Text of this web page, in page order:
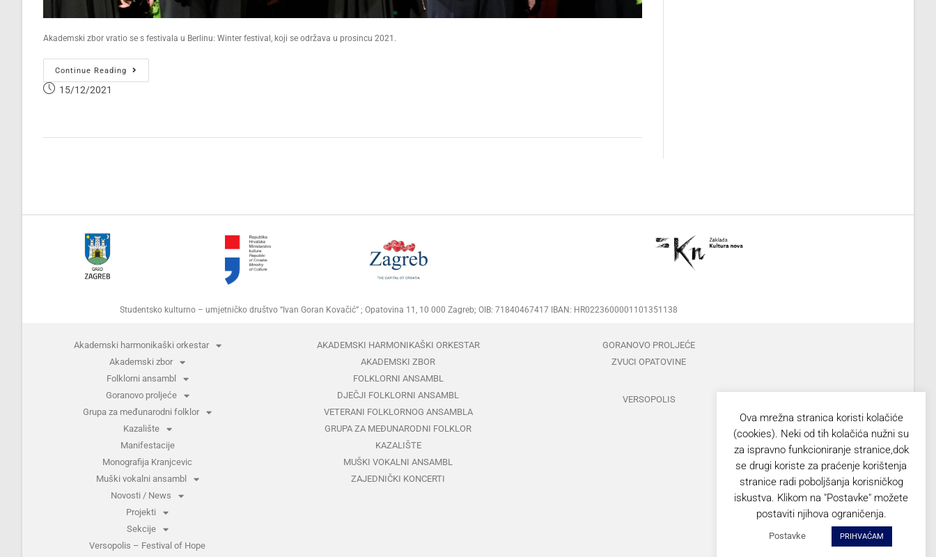
Akademski zbor vratio se s festivala u Berlinu: Winter festival, koji se održava u prosincu 2021.
Continue Reading
15/12/2021
Studentsko kulturno – umjetničko društvo “Ivan Goran Kovačić” ; Opatovina 11, 10 000 Zagreb; OIB: 71840467417 IBAN: HR0223600001101351138
Akademski harmonikaški orkestar
Akademski zbor
Folklorni ansambl
Goranovo proljeće
Grupa za međunarodni folklor
Kazalište
Manifestacije
Monografija Kranjcevic
Muški vokalni ansambl
Novosti / News
Projekti
Sekcije
Versopolis – Festival of Hope
AKADEMSKI HARMONIKAŠKI ORKESTAR
AKADEMSKI ZBOR
FOLKLORNI ANSAMBL
DJEČJI FOLKLORNI ANSAMBL
VETERANI FOLKLORNOG ANSAMBLA
GRUPA ZA MEĐUNARODNI FOLKLOR
KAZALIŠTE
MUŠKI VOKALNI ANSAMBL
ZAJEDNIČKI KONCERTI
GORANOVO PROLJEĆE
ZVUCI OPATOVINE
VERSOPOLIS
Ova mrežna stranica koristi kolačiće
(cookies). Neki od tih kolačića nužni su
za ispravno funkcioniranje stranice,dok
se drugi koriste za praćenje korištenja
stranice radi poboljšanja korisničkog
iskustva. Klikom na "Postavke" možete
postaviti njihova ograničenja.
Postavke PRIHVAĆAM